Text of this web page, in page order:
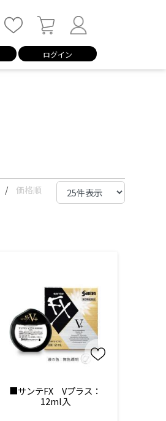
ログイン
/ 価格順
■サンテFX　Vプラス：
12ml入